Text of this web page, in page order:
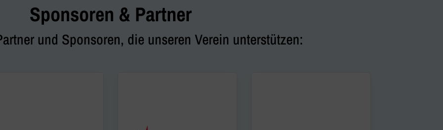
Sponsoren & Partner
und Sponsoren, die unseren Verein unterstützen: